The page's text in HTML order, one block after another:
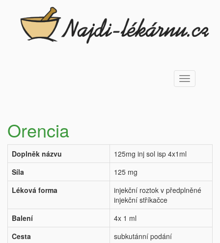
Toggle
navigation
Orencia
Doplněk názvu
125mg inj sol isp 4x1ml
Síla
125 mg
Léková forma
injekční roztok v předplněné
injekční stříkačce
Balení
4x 1 ml
Cesta
subkutánní podání